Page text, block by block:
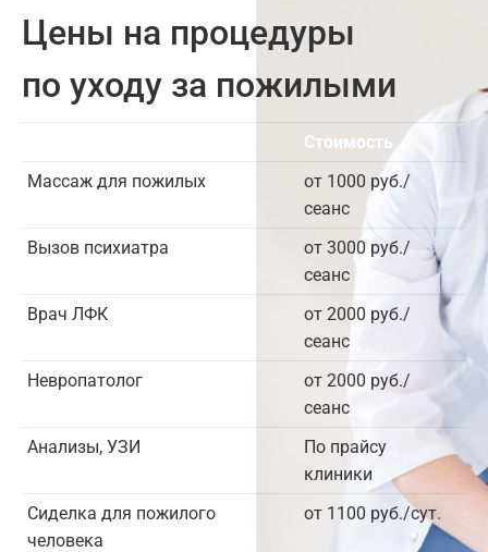
Цены на процедуры
по уходу за пожилыми
Стоимость
Массаж для пожилых
от 1000 руб./
сеанс
Вызов психиатра
от 3000 руб./
сеанс
Врач ЛФК
от 2000 руб./
сеанс
Невропатолог
от 2000 руб./
сеанс
Анализы, УЗИ
По прайсу
клиники
Сиделка для пожилого
человека
от 1100 руб./сут.